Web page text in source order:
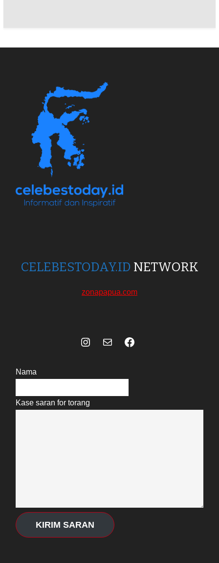
CELEBESTODAY.ID NETWORK
zonapapua.com
Instagram
Mail Celebes Today Social Media
Nama
Kase saran for torang
KIRIM SARAN